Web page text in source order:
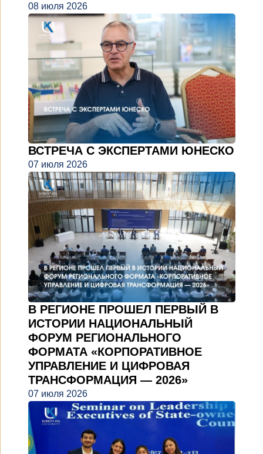
08 июля 2026
ВСТРЕЧА С ЭКСПЕРТАМИ ЮНЕСКО
07 июля 2026
В РЕГИОНЕ ПРОШЕЛ ПЕРВЫЙ В
ИСТОРИИ НАЦИОНАЛЬНЫЙ
ФОРУМ РЕГИОНАЛЬНОГО
ФОРМАТА «КОРПОРАТИВНОЕ
УПРАВЛЕНИЕ И ЦИФРОВАЯ
ТРАНСФОРМАЦИЯ — 2026»
07 июля 2026